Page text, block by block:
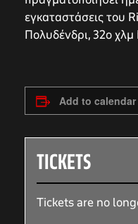
εγκαταστάσεις του
Πολυδένδρι, 32ο
Add to calendar
TICKETS
Tickets are no